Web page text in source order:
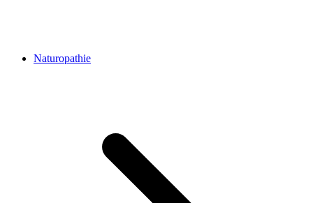
Naturopathie